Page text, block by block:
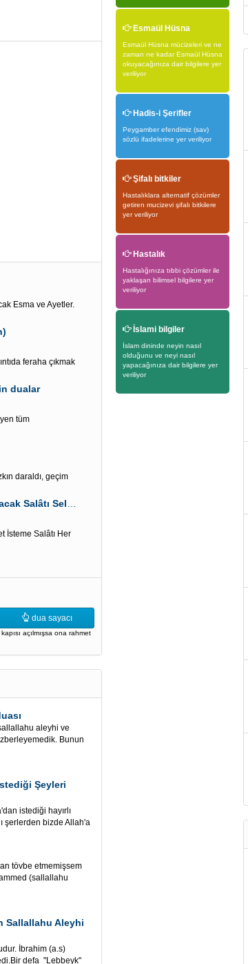
Esma ve Ayetler.
feraha çıkmak
dualar
tüm
daraldı, geçim
İsteme Salâtı Her
dua sayacı
açılmışsa ona rahmet
aleyhi ve
Bunun
Şeyleri
istediği hayırlı
şerlerden bizde Allah'a
tövbe etmemişsem
(sallallahu
Sallallahu Aleyhi
İbrahim (a.s)
defa "Lebbeyk"
Esmaül Hüsna
Esmaül Hüsna mücizeleri ve ne
zaman ne kadar Esmaül Hüsna
okuyacağınıza dair bilgilere yer
veriliyor
Hadis-i Şerifler
Peygamber efendimiz (sav)
sözlü ifadelerine yer veriliyor
Şifalı bitkiler
Hastalıklara alternatif çözümler
getiren mucizevi şifalı bitkilere
yer veriliyor
Hastalık
Hastalığınıza tıbbi çözümler ile
yaklaşan bilimsel bilgilere yer
veriliyor
İslami bilgiler
İslam dininde neyin nasıl
olduğunu ve neyi nasıl
yapacağınıza dair bilgilere yer
veriliyor